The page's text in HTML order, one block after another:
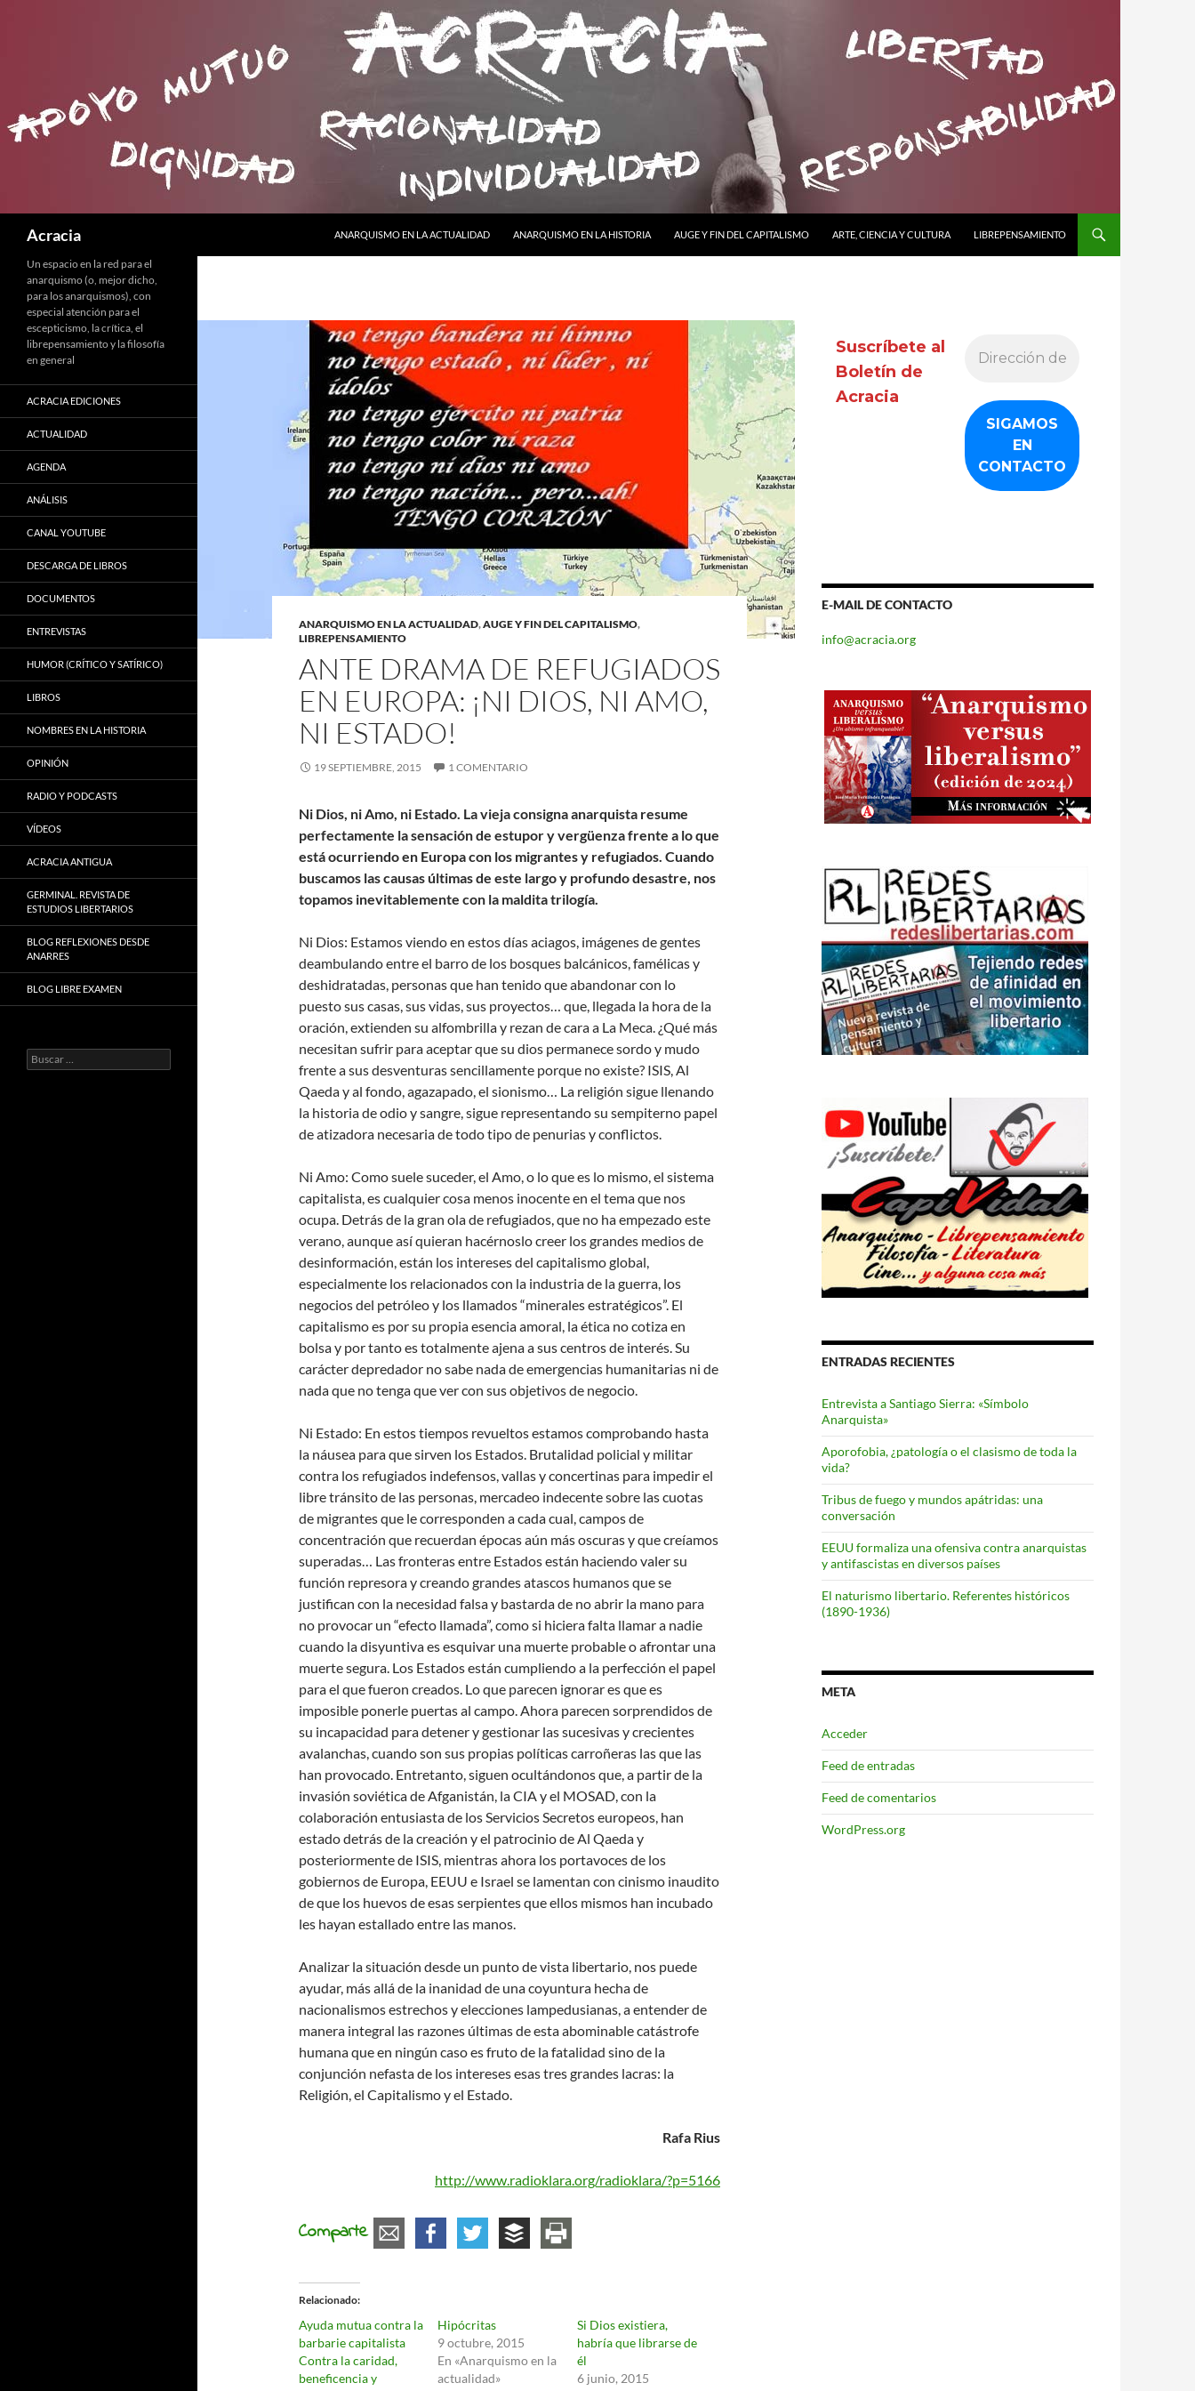
Acracia
ANARQUISMO EN LA ACTUALIDAD
ANARQUISMO EN LA HISTORIA AUGE Y FIN DEL CAPITALISMO ARTE, CIENCIA Y CULTURA LIBREPENSAMIENTO
ANARQUISMO EN LA ACTUALIDAD,AUGE Y FIN DEL CAPITALISMO,
LIBREPENSAMIENTO
ANTE DRAMA DE REFUGIADOS
EN EUROPA: ¡NI DIOS, NI AMO,
NI ESTADO!
19 SEPTIEMBRE, 2015 1 COMENTARIO
Ni Dios, ni Amo, ni Estado. La vieja consigna anarquista resume
perfectamente la sensación de estupor y vergüenza frente a lo que
está ocurriendo en Europa con los migrantes y refugiados. Cuando
buscamos las causas últimas de este largo y profundo desastre, nos
topamos inevitablemente con la maldita trilogía.
Ni Dios: Estamos viendo en estos días aciagos, imágenes de gentes
deambulando entre el barro de los bosques balcánicos, famélicas y
deshidratadas, personas que han tenido que abandonar con lo
puesto sus casas, sus vidas, sus proyectos… que, llegada la hora de la
oración, extienden su alfombrilla y rezan de cara a La Meca. ¿Qué más
necesitan sufrir para aceptar que su dios permanece sordo y mudo
frente a sus desventuras sencillamente porque no existe? ISIS, Al
Qaeda y al fondo, agazapado, el sionismo… La religión sigue llenando
la historia de odio y sangre, sigue representando su sempiterno papel
de atizadora necesaria de todo tipo de penurias y conflictos.
Ni Amo: Como suele suceder, el Amo, o lo que es lo mismo, el sistema
capitalista, es cualquier cosa menos inocente en el tema que nos
ocupa. Detrás de la gran ola de refugiados, que no ha empezado este
verano, aunque así quieran hacérnoslo creer los grandes medios de
desinformación, están los intereses del capitalismo global,
especialmente los relacionados con la industria de la guerra, los
negocios del petróleo y los llamados “minerales estratégicos”. El
capitalismo es por su propia esencia amoral, la ética no cotiza en
bolsa y por tanto es totalmente ajena a sus centros de interés. Su
carácter depredador no sabe nada de emergencias humanitarias ni de
nada que no tenga que ver con sus objetivos de negocio.
Ni Estado: En estos tiempos revueltos estamos comprobando hasta
la náusea para que sirven los Estados. Brutalidad policial y militar
contra los refugiados indefensos, vallas y concertinas para impedir el
libre tránsito de las personas, mercadeo indecente sobre las cuotas
de migrantes que le corresponden a cada cual, campos de
concentración que recuerdan épocas aún más oscuras y que creíamos
superadas… Las fronteras entre Estados están haciendo valer su
función represora y creando grandes atascos humanos que se
justifican con la necesidad falsa y bastarda de no abrir la mano para
no provocar un “efecto llamada”, como si hiciera falta llamar a nadie
cuando la disyuntiva es esquivar una muerte probable o afrontar una
muerte segura. Los Estados están cumpliendo a la perfección el papel
para el que fueron creados. Lo que parecen ignorar es que es
imposible ponerle puertas al campo. Ahora parecen sorprendidos de
su incapacidad para detener y gestionar las sucesivas y crecientes
avalanchas, cuando son sus propias políticas carroñeras las que las
han provocado. Entretanto, siguen ocultándonos que, a partir de la
invasión soviética de Afganistán, la CIA y el MOSAD, con la
colaboración entusiasta de los Servicios Secretos europeos, han
estado detrás de la creación y el patrocinio de Al Qaeda y
posteriormente de ISIS, mientras ahora los portavoces de los
gobiernos de Europa, EEUU e Israel se lamentan con cinismo inaudito
de que los huevos de esas serpientes que ellos mismos han incubado
les hayan estallado entre las manos.
Analizar la situación desde un punto de vista libertario, nos puede
ayudar, más allá de la inanidad de una coyuntura hecha de
nacionalismos estrechos y elecciones lampedusianas, a entender de
manera integral las razones últimas de esta abominable catástrofe
humana que en ningún caso es fruto de la fatalidad sino de la
conjunción nefasta de los intereses esas tres grandes lacras: la
Religión, el Capitalismo y el Estado.
Rafa Rius
http://www.radioklara.org/radioklara/?p=5166
Comparte
Relacionado
Ayuda mutua contra la
barbarie capitalista
Contra la caridad,
beneficencia y
Hipócritas
9 octubre, 2015
En «Anarquismo en la
actualidad»
Si Dios existiera,
habría que librarse de
él
6 junio, 2015
Suscríbete al
Boletín de
Acracia
E-MAIL DE CONTACTO
info@acracia.org
ENTRADAS RECIENTES
Entrevista a Santiago Sierra: «Símbolo
Anarquista»
Aporofobia, ¿patología o el clasismo de toda la
vida?
Tribus de fuego y mundos apátridas: una
conversación
EEUU formaliza una ofensiva contra anarquistas
y antifascistas en diversos países
El naturismo libertario. Referentes históricos
(1890-1936)
META
Acceder
Feed de entradas
Feed de comentarios
WordPress.org
Un espacio en la red para el
anarquismo (o, mejor dicho,
para los anarquismos), con
especial atención para el
escepticismo, la crítica, el
librepensamiento y la filosofía
en general
ACRACIA EDICIONES
ACTUALIDAD
AGENDA
ANÁLISIS
CANAL YOUTUBE
DESCARGA DE LIBROS
DOCUMENTOS
ENTREVISTAS
HUMOR (CRÍTICO Y SATÍRICO)
LIBROS
NOMBRES EN LA HISTORIA
OPINIÓN
RADIO Y PODCASTS
VÍDEOS
ACRACIA ANTIGUA
GERMINAL. REVISTA DE
ESTUDIOS LIBERTARIOS
BLOG REFLEXIONES DESDE
ANARRES
BLOG LIBRE EXAMEN
Buscar: